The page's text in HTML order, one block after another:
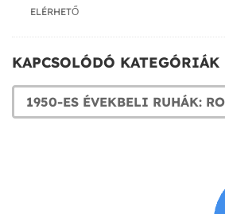
ELÉRHETŐ
KAPCSOLÓDÓ KATEGÓRIÁK